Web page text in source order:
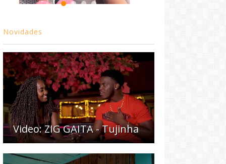
Novidades
Video: ZIG GAITA - Tujinha